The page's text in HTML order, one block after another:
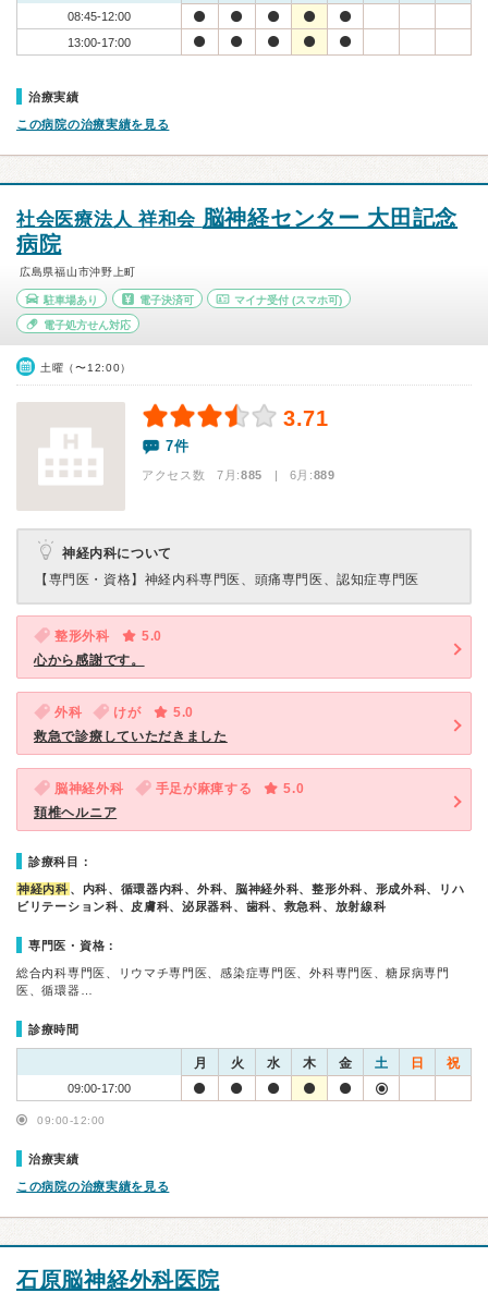
08:45-12:00
13:00-17:00
治療実績
この病院の治療実績を見る
社会医療法人 祥和会 脳神経センター 大田記念
病院
広島県福山市沖野上町
駐車場あり 電子決済可 マイナ受付 (スマホ可)
電子処方せん対応
土曜（〜12:00）
3.71
7件
アクセス数 7月:885 | 6月:889
神経内科について
【専門医・資格】 神経内科専門医、頭痛専門医、認知症専門医
整形外科
5.0
心から感謝です。
外科 けが
5.0
救急で診療していただきました
脳神経外科 手足が麻痺する
5.0
頚椎ヘルニア
診療科目：
神経内科 、内科、循環器内科、外科、脳神経外科、整形外科、形成外科、リハ
ビリテーション科、皮膚科、泌尿器科、歯科、救急科、放射線科
専門医・資格：
総合内科専門医、リウマチ専門医、感染症専門医、外科専門医、糖尿病専門
医、循環器…
診療時間
月 火 水 木 金 土 日 祝
09:00-17:00
09:00-12:00
治療実績
この病院の治療実績を見る
石原脳神経外科医院